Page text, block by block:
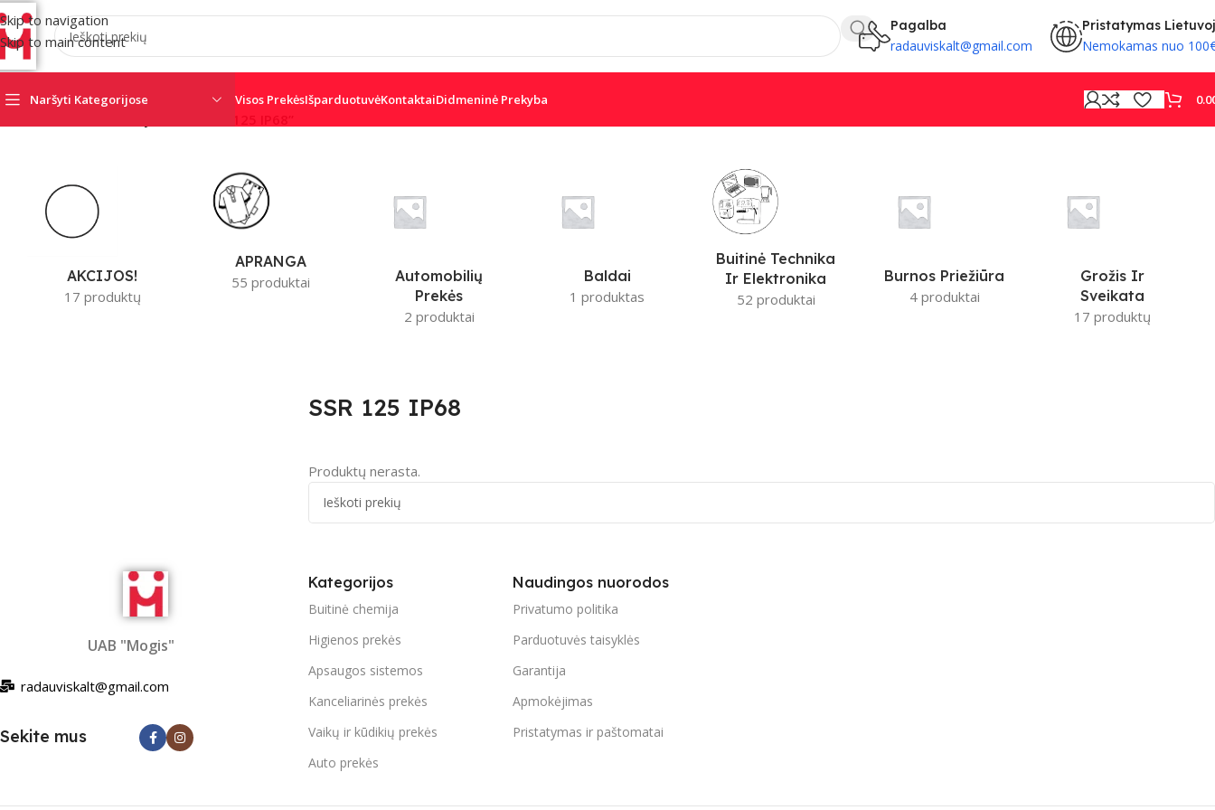
Skip to navigation
Skip to main content
Pagalba
radauviskalt@gmail.com
Pristatymas
Nemokamas nuo
Naršyti Kategorijose Visos PrekėsIšparduotuvėKontaktaiDidmeninė Prekyba
AKCIJOS!
17 produktų
APRANGA
55 produktai
Automobilių
Prekės
2 produktai
Baldai
1 produktas
Buitinė Technika
Ir Elektronika
52 produktai
Burnos Priežiūra
4 produktai
Grožis Ir
Sveikata
17 produktų
SSR 125 IP68
Produktų nerasta.
UAB "Mogis"
radauviskalt@gmail.com
Sekite mus
Kategorijos
Buitinė chemija
Higienos prekės
Apsaugos sistemos
Kanceliarinės prekės
Vaikų ir kūdikių prekės
Auto prekės
Naudingos nuorodos
Privatumo politika
Parduotuvės taisyklės
Garantija
Apmokėjimas
Pristatymas ir paštomatai